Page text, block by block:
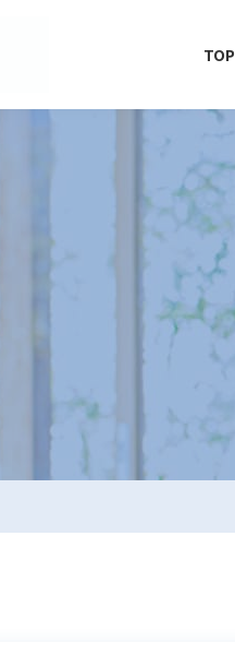
TOP